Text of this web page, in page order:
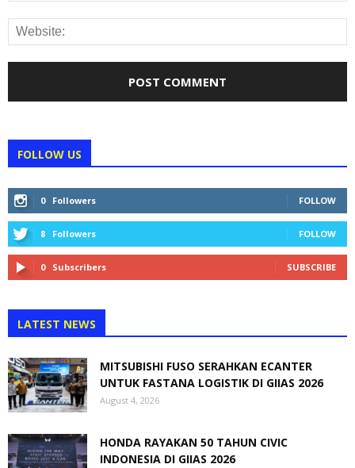
FOLLOW US
0 Followers FOLLOW
8 Followers FOLLOW
0 Subscribers SUBSCRIBE
LATEST NEWS
MITSUBISHI FUSO SERAHKAN ECANTER
UNTUK FASTANA LOGISTIK DI GIIAS 2026
August 4, 2026
HONDA RAYAKAN 50 TAHUN CIVIC
INDONESIA DI GIIAS 2026